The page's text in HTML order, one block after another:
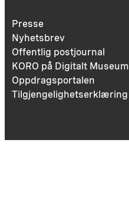
Presse
Nyhetsbrev
Offentlig postjournal
KORO på Digitalt Museum
Oppdragsportalen
Tilgjengelighetserklæring